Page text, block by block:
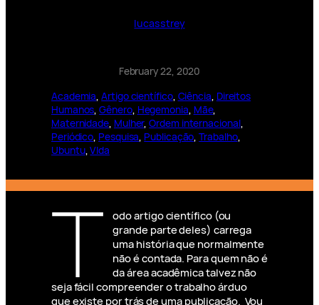
lucasstrey
February 22, 2020
Academia, Artigo científico, Ciência, Direitos
Humanos, Gênero, Hegemonia, Mãe
Maternidade, Mulher, Ordem internacional
Periódico, Pesquisa, Publicação, Trabalho
Ubuntu, VIda
T
odo artigo científico (ou
grande parte deles) carrega
uma história que normalmente
não é contada. Para quem não é
da área acadêmica talvez não
seja fácil compreender o trabalho árduo
que existe por trás de uma publicação. Vou